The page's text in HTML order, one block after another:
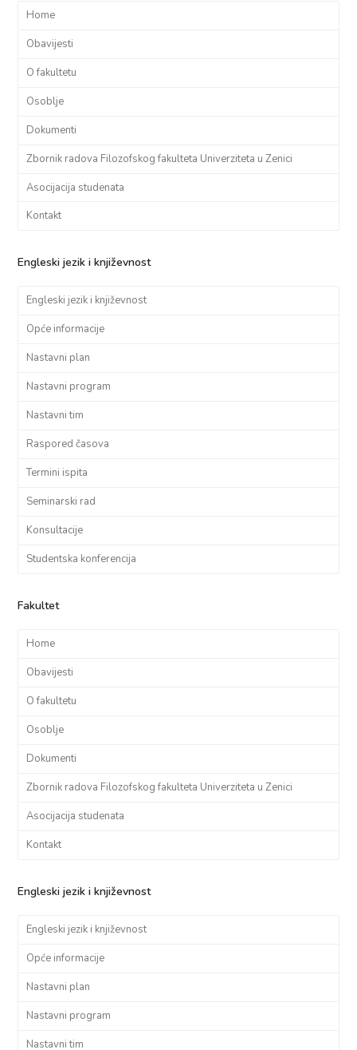
Home
Obavijesti
O fakultetu
Osoblje
Dokumenti
Zbornik radova Filozofskog fakulteta Univerziteta u Zenici
Asocijacija studenata
Kontakt
Engleski jezik i književnost
Engleski jezik i književnost
Opće informacije
Nastavni plan
Nastavni program
Nastavni tim
Raspored časova
Termini ispita
Seminarski rad
Konsultacije
Studentska konferencija
Fakultet
Home
Obavijesti
O fakultetu
Osoblje
Dokumenti
Zbornik radova Filozofskog fakulteta Univerziteta u Zenici
Asocijacija studenata
Kontakt
Engleski jezik i književnost
Engleski jezik i književnost
Opće informacije
Nastavni plan
Nastavni program
Nastavni tim